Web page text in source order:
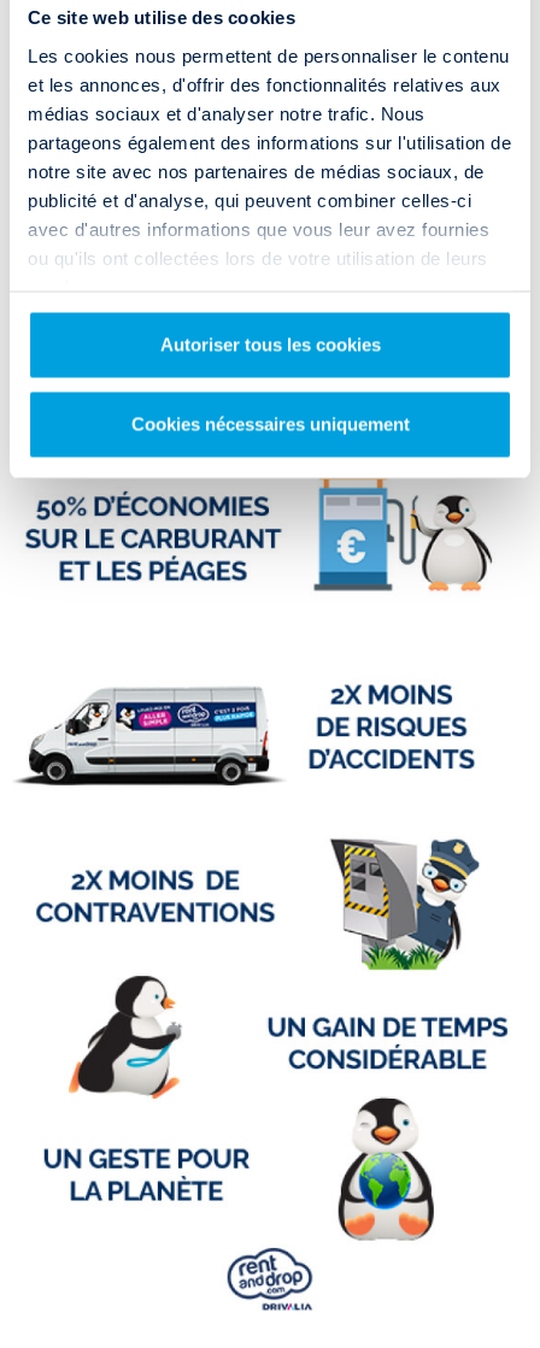
Ce site web utilise des cookies
Les cookies nous permettent de personnaliser le contenu
et les annonces, d'offrir des fonctionnalités relatives aux
médias sociaux et d'analyser notre trafic. Nous
partageons également des informations sur l'utilisation de
notre site avec nos partenaires de médias sociaux, de
publicité et d'analyse, qui peuvent combiner celles-ci
avec d'autres informations que vous leur avez fournies
ou qu'ils ont collectées lors de votre utilisation de leurs
Autoriser tous les cookies
Cookies nécessaires uniquement
Vous êtes à Saint-Étienne et vous avez besoin de louer un véhicule
Rendez-vous dans l'agence Rent and Drop qui se situe au
Gustave Deloryà moins de 15 minutes du centre-ville.
Vous profiterez de prix de location défiant toute concurrence.